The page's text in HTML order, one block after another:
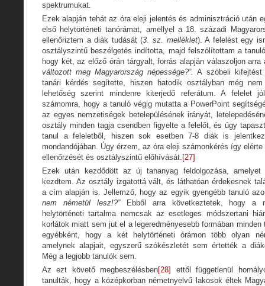
spektrumukat.
Ezek alapján tehát az óra eleji jelentés és adminisztráció után
első helytörténeti tanórámat, amellyel a 18. századi
ellenőriztem a diák tudását (3. sz. melléklet). A felelést egy
osztályszintű beszélgetés indította, majd felszólítottam a
hogy két, az előző órán tárgyalt, forrás alapján válaszoljon
változott meg Magyarország népessége?”. A szóbeli kifejtést
tanári kérdés segítette, hiszen hatodik osztályban még
lehetőség szerint mindenre kiterjedő referátum. A felelet
számomra, hogy a tanuló végig mutatta a PowerPoint
az egyes nemzetiségek betelepülésének irányát,
osztály minden tagja csendben figyelte a felelőt, és úgy
tanul a feleletből, hiszen sok esetben 7-8 diák is
mondandójában. Úgy érzem, az óra eleji számonkérés így
ellenőrzését és osztályszintű előhívását. [27]
Ezek után kezdődött az új tananyag feldolgozása,
kezdtem. Az osztály izgatottá vált, és láthatóan érdekesnek
a cím alapján is. Jellemző, hogy az egyik gyengébb tanuló
nem németül lesz!?”Ebből arra következtetek, hogy a
helytörténeti tartalma nemcsak az esetleges módszertani
korlátok miatt sem jut el a legeredményesebb formában
egyébként, hogy a két helytörténeti órámon több olyan
amelynek alapjait, egyszerű szókészletét sem értették a
Még a legjobb tanulók sem.
Az ezt követő megbeszélésben[28]
ettől függetlenül
tanulták, hogy a középkorban németnyelvű lakosok éltek